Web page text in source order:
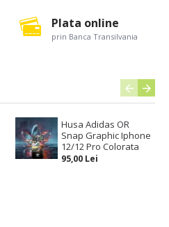
Husa Adidas OR
Snap Graphic Iphone
12/12 Pro Colorata
95,00 Lei
Plata online
prin Banca Transilvania